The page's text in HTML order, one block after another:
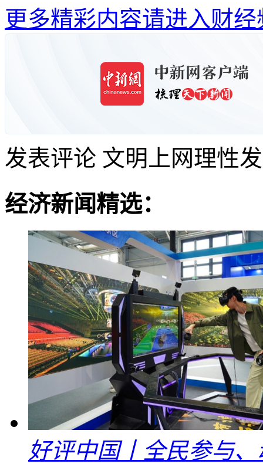
更多精彩内容请进入财经
发表评论 文明上网理性
经济新闻精选：
好评中国丨全民参与